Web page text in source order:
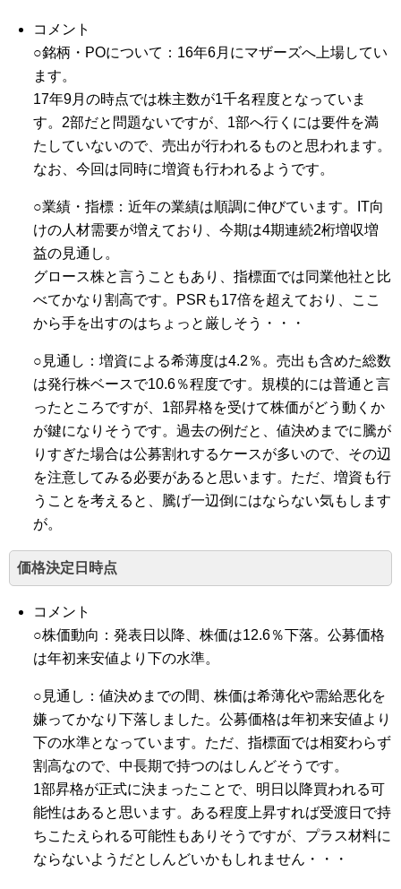
コメント
○銘柄・POについて：16年6月にマザーズへ上場してい
ます。
17年9月の時点では株主数が1千名程度となっていま
す。2部だと問題ないですが、1部へ行くには要件を満
たしていないので、売出が行われるものと思われます。
なお、今回は同時に増資も行われるようです。
○業績・指標：近年の業績は順調に伸びています。IT向
けの人材需要が増えており、今期は4期連続2桁増収増
益の見通し。
グロース株と言うこともあり、指標面では同業他社と比
べてかなり割高です。PSRも17倍を超えており、ここ
から手を出すのはちょっと厳しそう・・・
○見通し：増資による希薄度は4.2％。売出も含めた総数
は発行株ベースで10.6％程度です。規模的には普通と言
ったところですが、1部昇格を受けて株価がどう動くか
が鍵になりそうです。過去の例だと、値決めまでに騰が
りすぎた場合は公募割れするケースが多いので、その辺
を注意してみる必要があると思います。ただ、増資も行
うことを考えると、騰げ一辺倒にはならない気もします
が。
価格決定日時点
コメント
○株価動向：発表日以降、株価は12.6％下落。公募価格
は年初来安値より下の水準。
○見通し：値決めまでの間、株価は希薄化や需給悪化を
嫌ってかなり下落しました。公募価格は年初来安値より
下の水準となっています。ただ、指標面では相変わらず
割高なので、中長期で持つのはしんどそうです。
1部昇格が正式に決まったことで、明日以降買われる可
能性はあると思います。ある程度上昇すれば受渡日で持
ちこたえられる可能性もありそうですが、プラス材料に
ならないようだとしんどいかもしれません・・・